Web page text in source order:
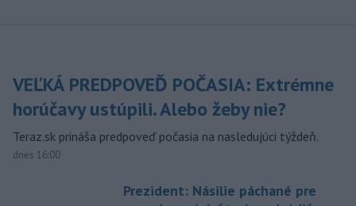
VEĽKÁ PREDPOVEĎ POČASIA: Extrémne
horúčavy ustúpili. Alebo žeby nie?
Teraz.sk prináša predpoveď počasia na nasledujúci týždeň.
dnes 16:00
Prezident: Násilie páchané pre